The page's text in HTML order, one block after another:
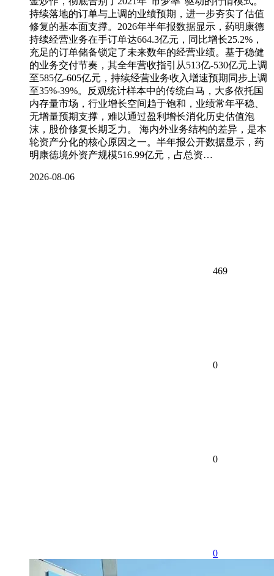
持续落地的订单与上调的业绩预期，进一步夯实了估值
修复的基本面支撑。2026年半年报数据显示，药明康德
持续经营业务在手订单达664.3亿元，同比增长25.2%，
充足的订单储备锁定了未来数年的经营业绩。基于稳健
的业务交付节奏，其全年营收指引从513亿-530亿元上调
至585亿-605亿元，持续经营业务收入增速预期同步上调
至35%-39%。反观统计样本中的传统白马，大多依托国
内存量市场，行业增长空间趋于饱和，业绩常年平稳、
无增量预期支撑，难以通过盈利增长消化历史估值泡
沫，股价修复长期乏力。 海内外业务结构的差异，是本
轮资产分化的核心原因之一。半年报公开数据显示，药
明康德境外资产规模516.99亿元，占总资…
2026-08-06
469
0
0
0